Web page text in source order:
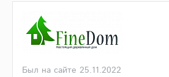
Был на сайте 25.11.2022